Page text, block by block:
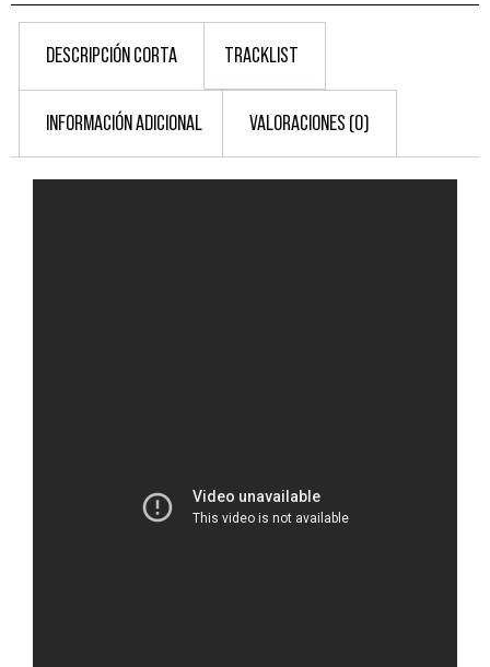
DESCRIPCIÓN CORTA TRACKLIST
INFORMACIÓN ADICIONAL VALORACIONES (0)